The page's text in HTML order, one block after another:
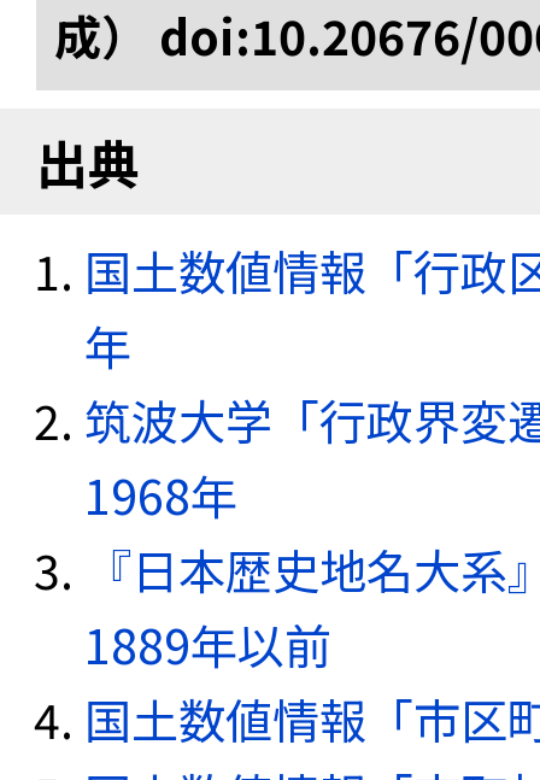
成） doi:10.20676/
出典
国土数値情報「行政
年
筑波大学「行政界変
1968年
『日本歴史地名大
1889年以前
国土数値情報「市区